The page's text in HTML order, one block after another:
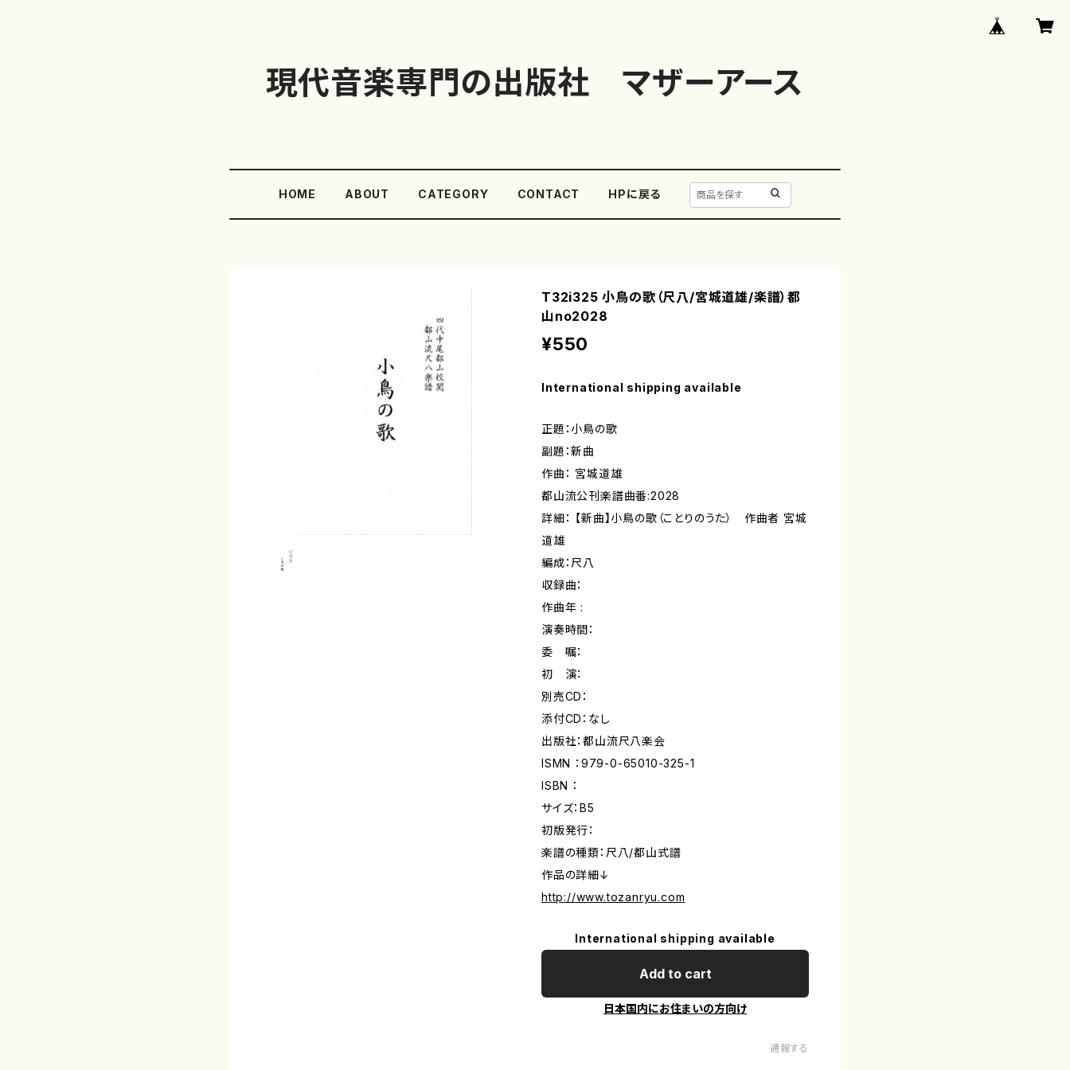
現代音楽専門の出版社 マザーアース
HOME ABOUT CATEGORY CONTACT HPに戻る
T32i325 小鳥の歌（尺八/宮城道雄/楽譜）都
山no2028
¥550
International shipping available
正題：小鳥の歌
副題：新曲
作曲： 宮城道雄
都山流公刊楽譜曲番:2028
詳細： 【新曲】小鳥の歌（ことりのうた） 作曲者 宮城
道雄
編成：尺八
収録曲：
作曲年 :
演奏時間：
委 嘱：
初 演：
別売CD：
添付CD：なし
出版社：都山流尺八楽会
ISMN ：979-0-65010-325-1
ISBN ：
サイズ：B5
初版発行：
楽譜の種類：尺八/都山式譜
作品の詳細↓
http://www.tozanryu.com
International shipping available
Add to cart
日本国内にお住まいの方向け
通報する